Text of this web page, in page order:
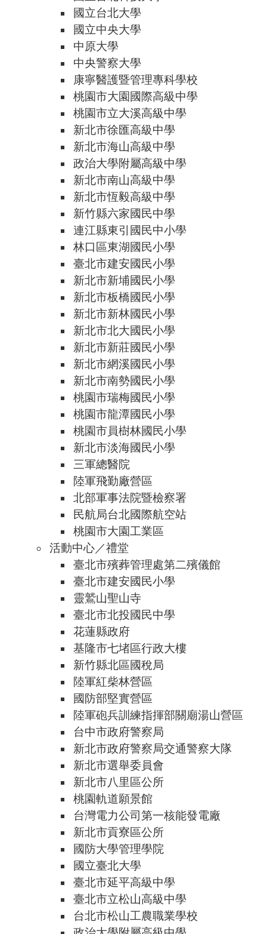
國立台北大學
國立中央大學
中原大學
中央警察大學
康寧醫護暨管理專科學校
桃園市大園國際高級中學
桃園市立大溪高級中學
新北市徐匯高級中學
新北市海山高級中學
政治大學附屬高級中學
新北市南山高級中學
新北市恆毅高級中學
新竹縣六家國民中學
連江縣東引國民中小學
林口區東湖國民小學
臺北市建安國民小學
新北市新埔國民小學
新北市板橋國民小學
新北市新林國民小學
新北市北大國民小學
新北市新莊國民小學
新北市網溪國民小學
新北市南勢國民小學
桃園市瑞梅國民小學
桃園市龍潭國民小學
桃園市員樹林國民小學
新北市淡海國民小學
三軍總醫院
陸軍飛勤廠營區
北部軍事法院暨檢察署
民航局台北國際航空站
桃園市大園工業區
活動中心／禮堂
臺北市殯葬管理處第二殯儀館
臺北市建安國民小學
靈鷲山聖山寺
臺北市北投國民中學
花蓮縣政府
基隆市七堵區行政大樓
新竹縣北區國稅局
陸軍紅柴林營區
國防部堅實營區
陸軍砲兵訓練指揮部關廟湯山營區
台中市政府警察局
新北市政府警察局交通警察大隊
新北市選舉委員會
新北市八里區公所
桃園軌道願景館
台灣電力公司第一核能發電廠
新北市貢寮區公所
國防大學管理學院
國立臺北大學
臺北市延平高級中學
臺北市立松山高級中學
台北市松山工農職業學校